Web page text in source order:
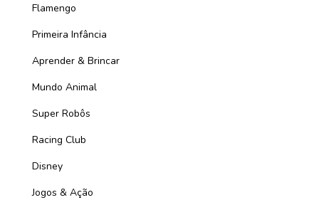
Flamengo
Primeira Infância
Aprender & Brincar
Mundo Animal
Super Robôs
Racing Club
Disney
Jogos & Ação